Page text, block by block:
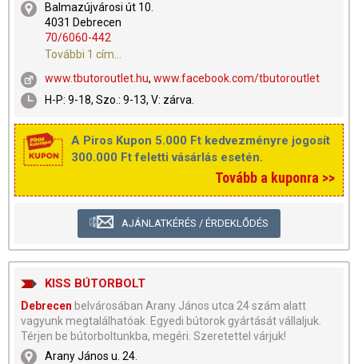
Balmazújvárosi út 10.
4031 Debrecen
70/6060-442
További 1 cím...
www.tbutoroutlet.hu, www.facebook.com/tbutoroutlet
H-P: 9-18, Szo.: 9-13, V: zárva.
A Piros Kupon 5.000 Ft kedvezményre jogosít
300.000 Ft feletti vásárlás esetén.
Tovább a kuponra >>
AJÁNLATKÉRÉS / ÉRDEKLŐDÉS
KISS BÚTORBOLT
Debrecen belvárosában Arany János utca 24 szám alatt
vagyunk megtalálhatóak. Egyedi bútorok gyártását vállaljuk.
Térjen be bútorboltunkba, megéri. Szeretettel várjuk!
Arany János u. 24.